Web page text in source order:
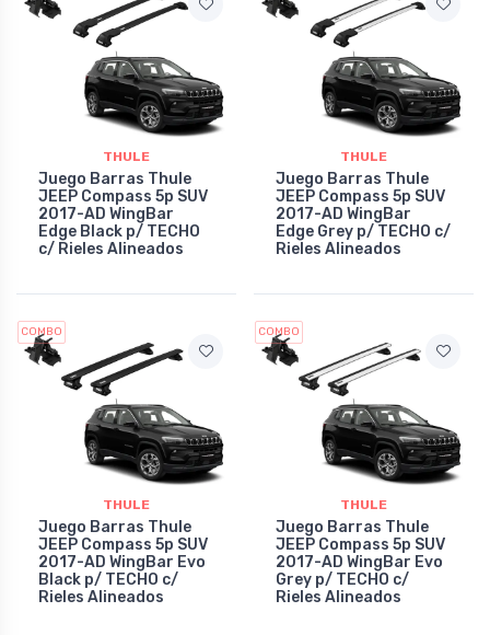
THULE
Juego Barras Thule
JEEP Compass 5p SUV
2017-AD WingBar
Edge Black p/ TECHO
c/ Rieles Alineados
THULE
Juego Barras Thule
JEEP Compass 5p SUV
2017-AD WingBar
Edge Grey p/ TECHO c/
Rieles Alineados
COMBO
THULE
Juego Barras Thule
JEEP Compass 5p SUV
2017-AD WingBar Evo
Black p/ TECHO c/
Rieles Alineados
COMBO
THULE
Juego Barras Thule
JEEP Compass 5p SUV
2017-AD WingBar Evo
Grey p/ TECHO c/
Rieles Alineados